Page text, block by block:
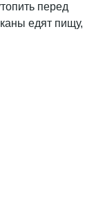
перед
едят пищу,